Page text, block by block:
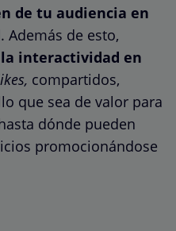
de tu audiencia en
. Además de esto,
interactividad en
compartidos,
que sea de valor para
dónde pueden
promocionándose